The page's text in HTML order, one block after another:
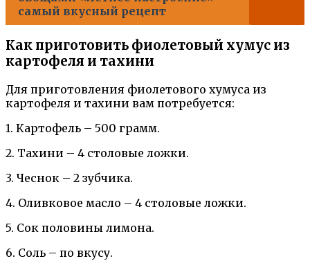
самый вкусный рецепт
Как приготовить фиолетовый хумус из
картофеля и тахини
Для приготовления фиолетового хумуса из
картофеля и тахини вам потребуется:
1. Картофель – 500 грамм.
2. Тахини – 4 столовые ложки.
3. Чеснок – 2 зубчика.
4. Оливковое масло – 4 столовые ложки.
5. Сок половины лимона.
6. Соль – по вкусу.